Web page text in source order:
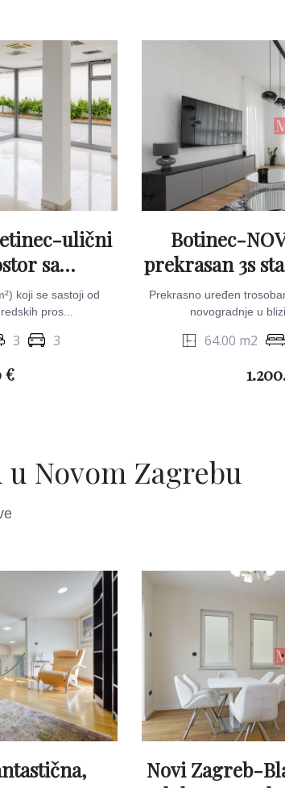
ulični
sa
koji se sastoji od
pros...
3 3
€
Botinec-
prekrasan 3s
Prekrasno uređen
novogradnje u
64.00 m2
Novom Zagrebu
Novi Zagreb-